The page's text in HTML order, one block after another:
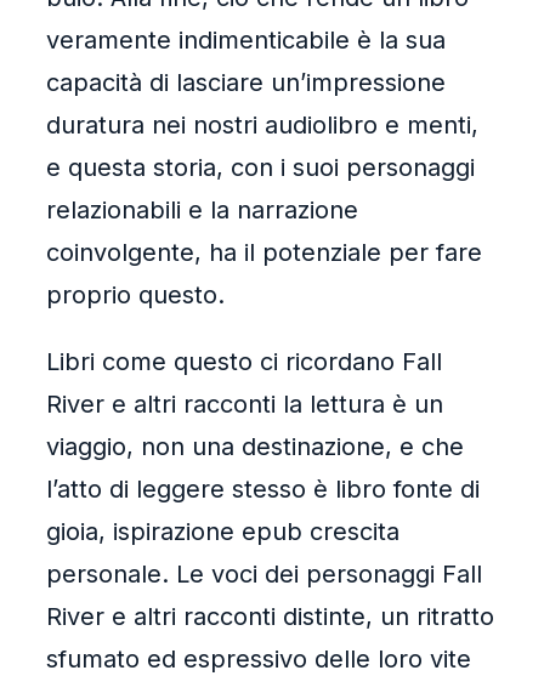
veramente indimenticabile è la sua
capacità di lasciare un’impressione
duratura nei nostri audiolibro e menti,
e questa storia, con i suoi personaggi
relazionabili e la narrazione
coinvolgente, ha il potenziale per fare
proprio questo.
Libri come questo ci ricordano Fall
River e altri racconti la lettura è un
viaggio, non una destinazione, e che
l’atto di leggere stesso è libro fonte di
gioia, ispirazione epub crescita
personale. Le voci dei personaggi Fall
River e altri racconti distinte, un ritratto
sfumato ed espressivo delle loro vite